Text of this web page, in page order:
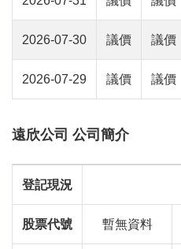
2026-07-30 議價 議價
2026-07-29 議價 議價
遠欣公司 公司簡介
登記現況
股票代號 暫無資料